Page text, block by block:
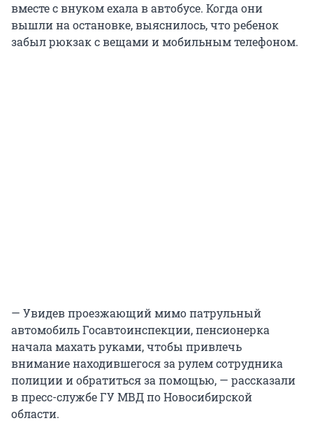
вместе с внуком ехала в автобусе. Когда они
вышли на остановке, выяснилось, что ребенок
забыл рюкзак с вещами и мобильным телефоном.
— Увидев проезжающий мимо патрульный
автомобиль Госавтоинспекции, пенсионерка
начала махать руками, чтобы привлечь
внимание находившегося за рулем сотрудника
полиции и обратиться за помощью, — рассказали
в пресс-службе ГУ МВД по Новосибирской
области.